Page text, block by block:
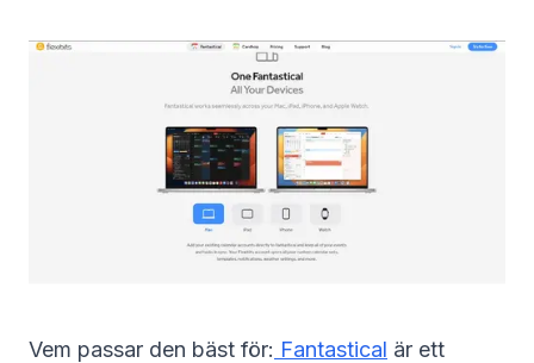
Vem passar den bäst för: Fantastical är ett